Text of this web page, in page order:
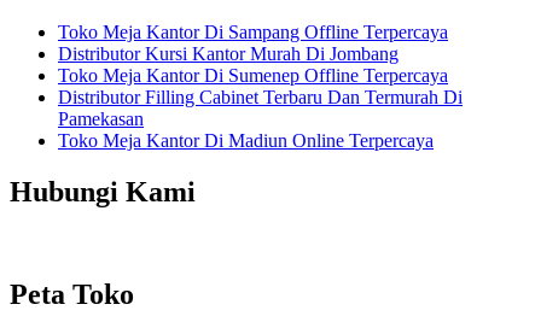
Toko Meja Kantor Di Sampang Offline Terpercaya
Distributor Kursi Kantor Murah Di Jombang
Toko Meja Kantor Di Sumenep Offline Terpercaya
Distributor Filling Cabinet Terbaru Dan Termurah Di
Pamekasan
Toko Meja Kantor Di Madiun Online Terpercaya
Hubungi Kami
Peta Toko